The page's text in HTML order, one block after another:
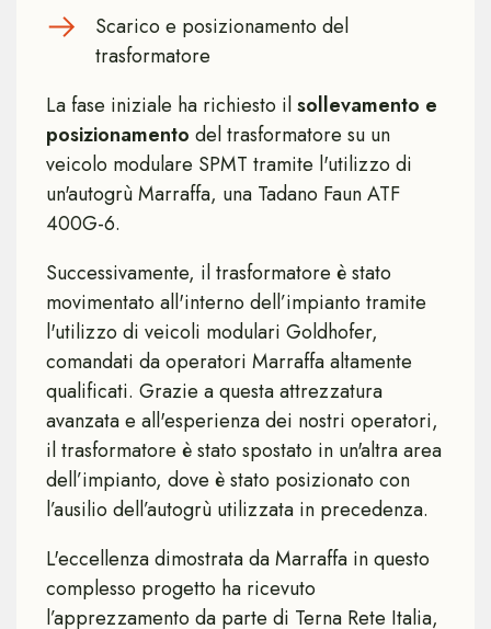
Scarico e posizionamento del
trasformatore
La fase iniziale ha richiesto ilsollevamento e
posizionamento del trasformatore su un
veicolo modulare SPMT tramite l'utilizzo di
un'autogrù Marraffa, una Tadano Faun ATF
400G-6.
Successivamente, il trasformatore è stato
movimentato all'interno dell’impianto tramite
l'utilizzo di veicoli modulari Goldhofer,
comandati da operatori Marraffa altamente
qualificati. Grazie a questa attrezzatura
avanzata e all'esperienza dei nostri operatori,
il trasformatore è stato spostato in un'altra area
dell’impianto, dove è stato posizionato con
l’ausilio dell’autogrù utilizzata in precedenza.
L'eccellenza dimostrata da Marraffa in questo
complesso progetto ha ricevuto
l’apprezzamento da parte di Terna Rete Italia,